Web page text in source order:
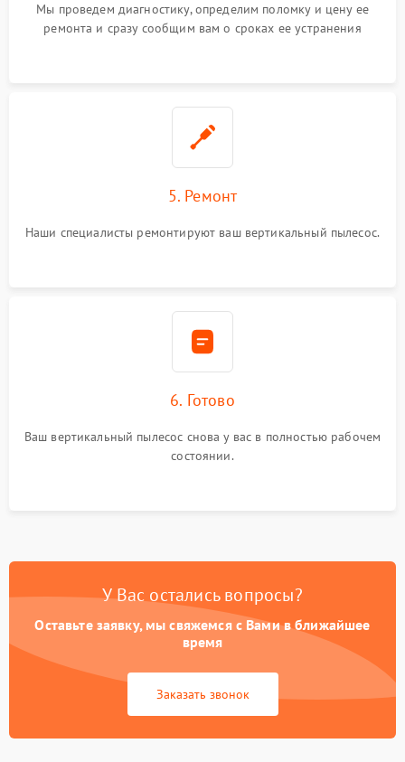
Мы проведем диагностику, определим поломку и цену ее
ремонта и сразу сообщим вам о сроках ее устранения
5. Ремонт
Наши специалисты ремонтируют ваш вертикальный пылесос.
6. Готово
Ваш вертикальный пылесос снова у вас в полностью рабочем
состоянии.
У Вас остались вопросы?
Оставьте заявку, мы свяжемся с Вами в ближайшее
время
Заказать звонок